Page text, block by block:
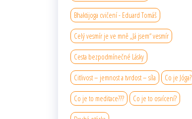
Bhaktijoga cvičení - Eduard Tomáš
Celý vesmír je ve mně „Já jsem“ vesmír
Cesta bezpodmínečné Lásky
Citlivost – jemnost a tvrdost – síla Co je Jóga?
Co je to meditace??? Co je to osvícení?